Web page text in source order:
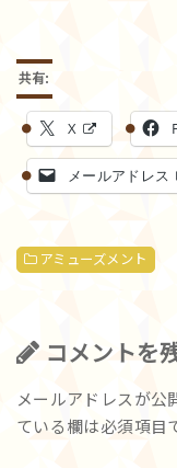
共有:
X
メールアドレス
アミューズメント
コメントを
メールアドレスが公
ている欄は必須項目